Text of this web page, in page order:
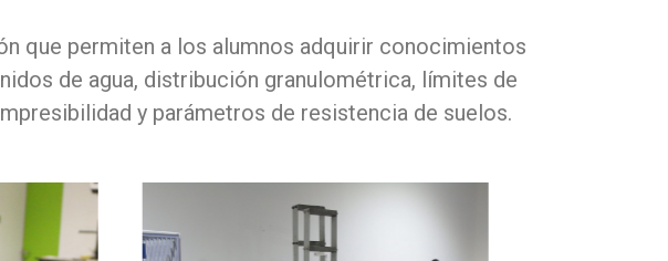
que permiten a los alumnos adquirir conocimientos
de agua, distribución granulométrica, límites de
y parámetros de resistencia de suelos.